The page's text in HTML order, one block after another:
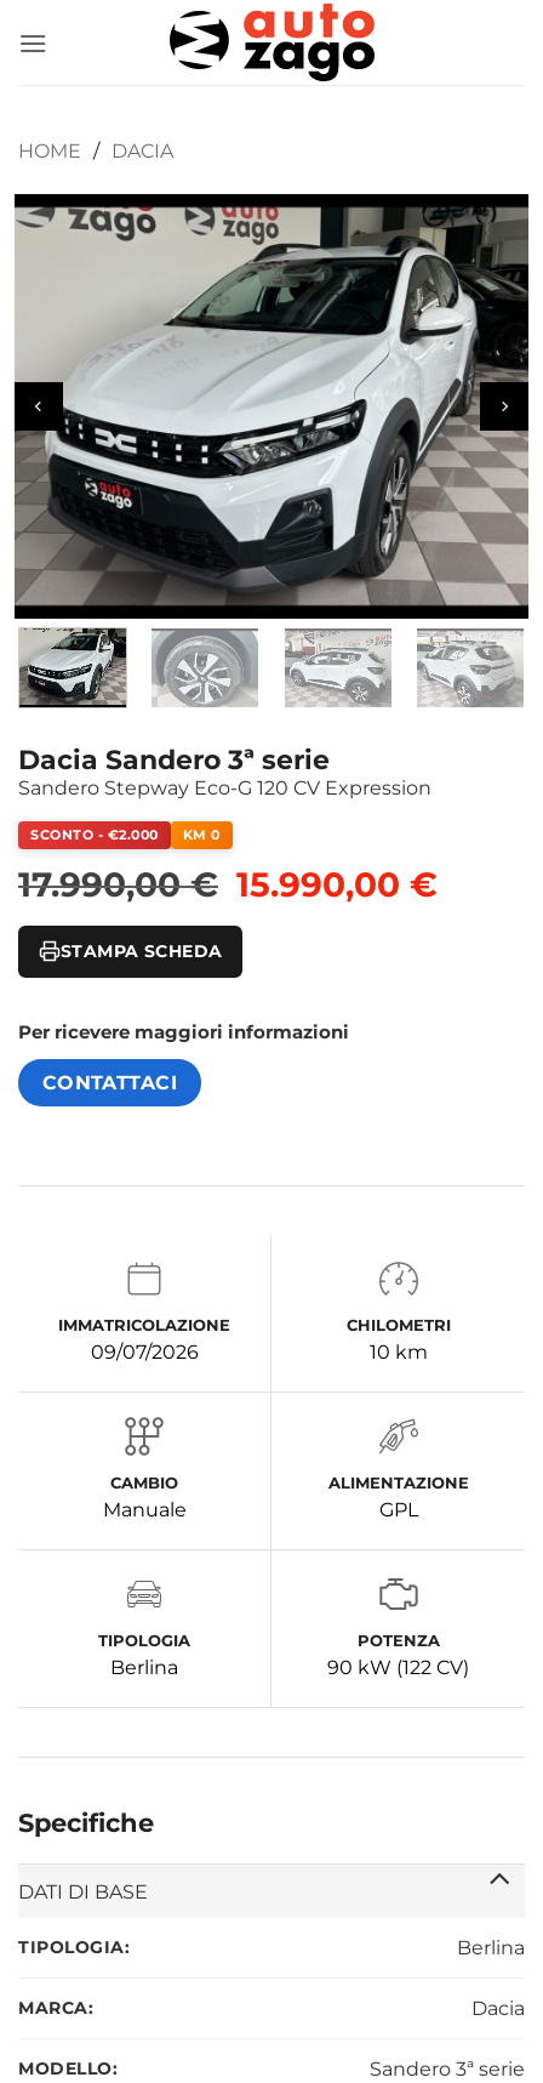
HOME / DACIA
Dacia Sandero 3ª serie
Sandero Stepway Eco-G 120 CV Expression
SCONTO - €2.000 KM 0
17.990,00€ Il prezzo originale
15.990,00€
STAMPA SCHEDA
Per ricevere maggiori informazioni
CONTATTACI
IMMATRICOLAZIONE
09/07/2026
CHILOMETRI
10 km
CAMBIO
Manuale
ALIMENTAZIONE
GPL
TIPOLOGIA
Berlina
POTENZA
90 kW (122 CV)
Specifiche
DATI DI BASE
TIPOLOGIA: Berlina
MARCA: Dacia
MODELLO: Sandero 3ª serie